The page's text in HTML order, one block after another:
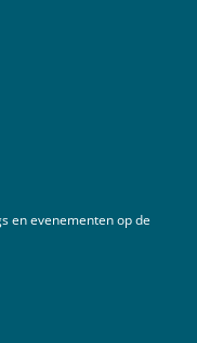
en evenementen op de